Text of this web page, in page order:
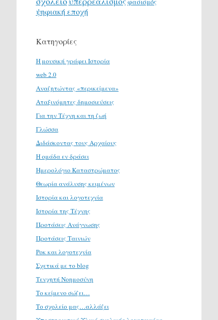
ψηφιακή εποχή
Κατηγορίες
H μουσική γράφει Ιστορία
web 2.0
Αναζητώντας «περικείμενα»
Αταξινόμητες δημοσιεύσεις
Για την Τέχνη και τη ζωή
Γλώσσα
Διδάσκοντας τους Αρχαίους
Η ομάδα εν δράσει
Ημερολόγιο Καταστρώματος
Θεωρία ανάλυσης κειμένων
Ιστορία και λογοτεχνία
Ιστορία της Τέχνης
Προτάσεις Ανάγνωσης
Προτάσεις Ταινιών
Ροκ και λογοτεχνία
Σχετικά με το blog
Τενχητή Νοημοσύνη
Το κείμενο σώζει…
Το σχολείο μας…αλλάζει